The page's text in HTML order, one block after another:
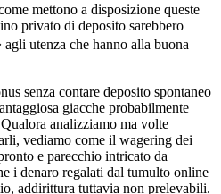
mettono a disposizione queste
privato di deposito sarebbero
utenza che hanno alla buona
senza contare deposito spontaneo
giacche probabilmente
analizziamo ma volte
vediamo come il wagering dei
e parecchio intricato da
i denaro regalati dal tumulto online
addirittura tuttavia non prelevabili.